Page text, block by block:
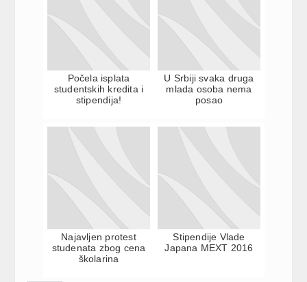
Počela isplata
studentskih kredita i
stipendija!
U Srbiji svaka druga
mlada osoba nema
posao
Najavljen protest
studenata zbog cena
školarina
Stipendije Vlade
Japana MEXT 2016